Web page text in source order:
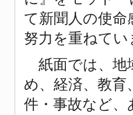
て新聞人の使命
努力を重ねてい
紙面では、地
め、経済、教育
件・事故など